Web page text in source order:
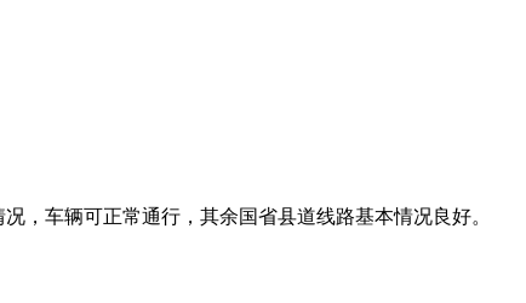
，车辆可正常通行，其余国省县道线路基本情况良好。